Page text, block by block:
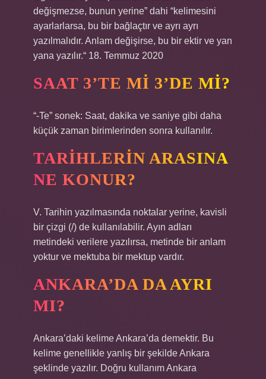
değişmezse, bunun yerine” dahi “kelimesini
ayarlarlarsa, bu bir bağlaçtır ve ayrı ayrı
yazılmalıdır. Anlam değişirse, bu bir ektir ve yan
yana yazılır.“ 18. Temmuz 2020
SAAT 3’TE MI 3’DE MI?
“-Te” sonek: Saat, dakika ve saniye gibi daha
küçük zaman birimlerinden sonra kullanılır.
TARIHLERIN ARASINA
NE KONUR?
V. Tarihin yazılmasında noktalar yerine, kavisli
bir çizgi (/) de kullanılabilir. Ayın adları
metindeki verilere yazılırsa, metinde bir anlam
yoktur ve mektuba bir mektup vardır.
ANKARA’DA DA AYRI
MI?
Ankara’daki kelime Ankara’da demektir. Bu
kelime genellikle yanlış bir şekilde Ankara
şeklinde yazılır. Doğru kullanım Ankara